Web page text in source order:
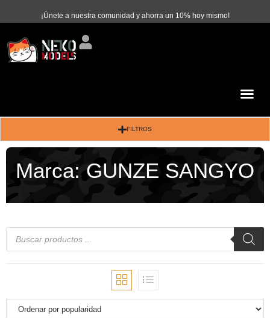
¡Únete a nuestra comunidad y ahorra un 10% hoy mismo!
FILTROS
Marca:GUNZE SANGYO